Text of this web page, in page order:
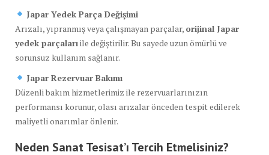
Japar Yedek Parça Değişimi
Arızalı, yıpranmış veya çalışmayan parçalar, orijinal Japar
yedek parçalarıile değiştirilir. Bu sayede uzun ömürlü ve
sorunsuz kullanım sağlanır.
Japar Rezervuar Bakımı
Düzenli bakım hizmetlerimiz ile rezervuarlarınızın
performansı korunur, olası arızalar önceden tespit edilerek
maliyetli onarımlar önlenir.
Neden Sanat Tesisat’ı Tercih Etmelisiniz?